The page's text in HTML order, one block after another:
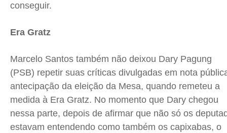
conseguir.
Era Gratz
Marcelo Santos também não deixou Dary Pagung
(PSB) repetir suas críticas divulgadas em nota
antecipação da eleição da Mesa, quando remeteu a
medida à Era Gratz. No momento que Dary chegou
nessa parte, depois de afirmar que não só os
estavam entendendo como também os capixabas, o